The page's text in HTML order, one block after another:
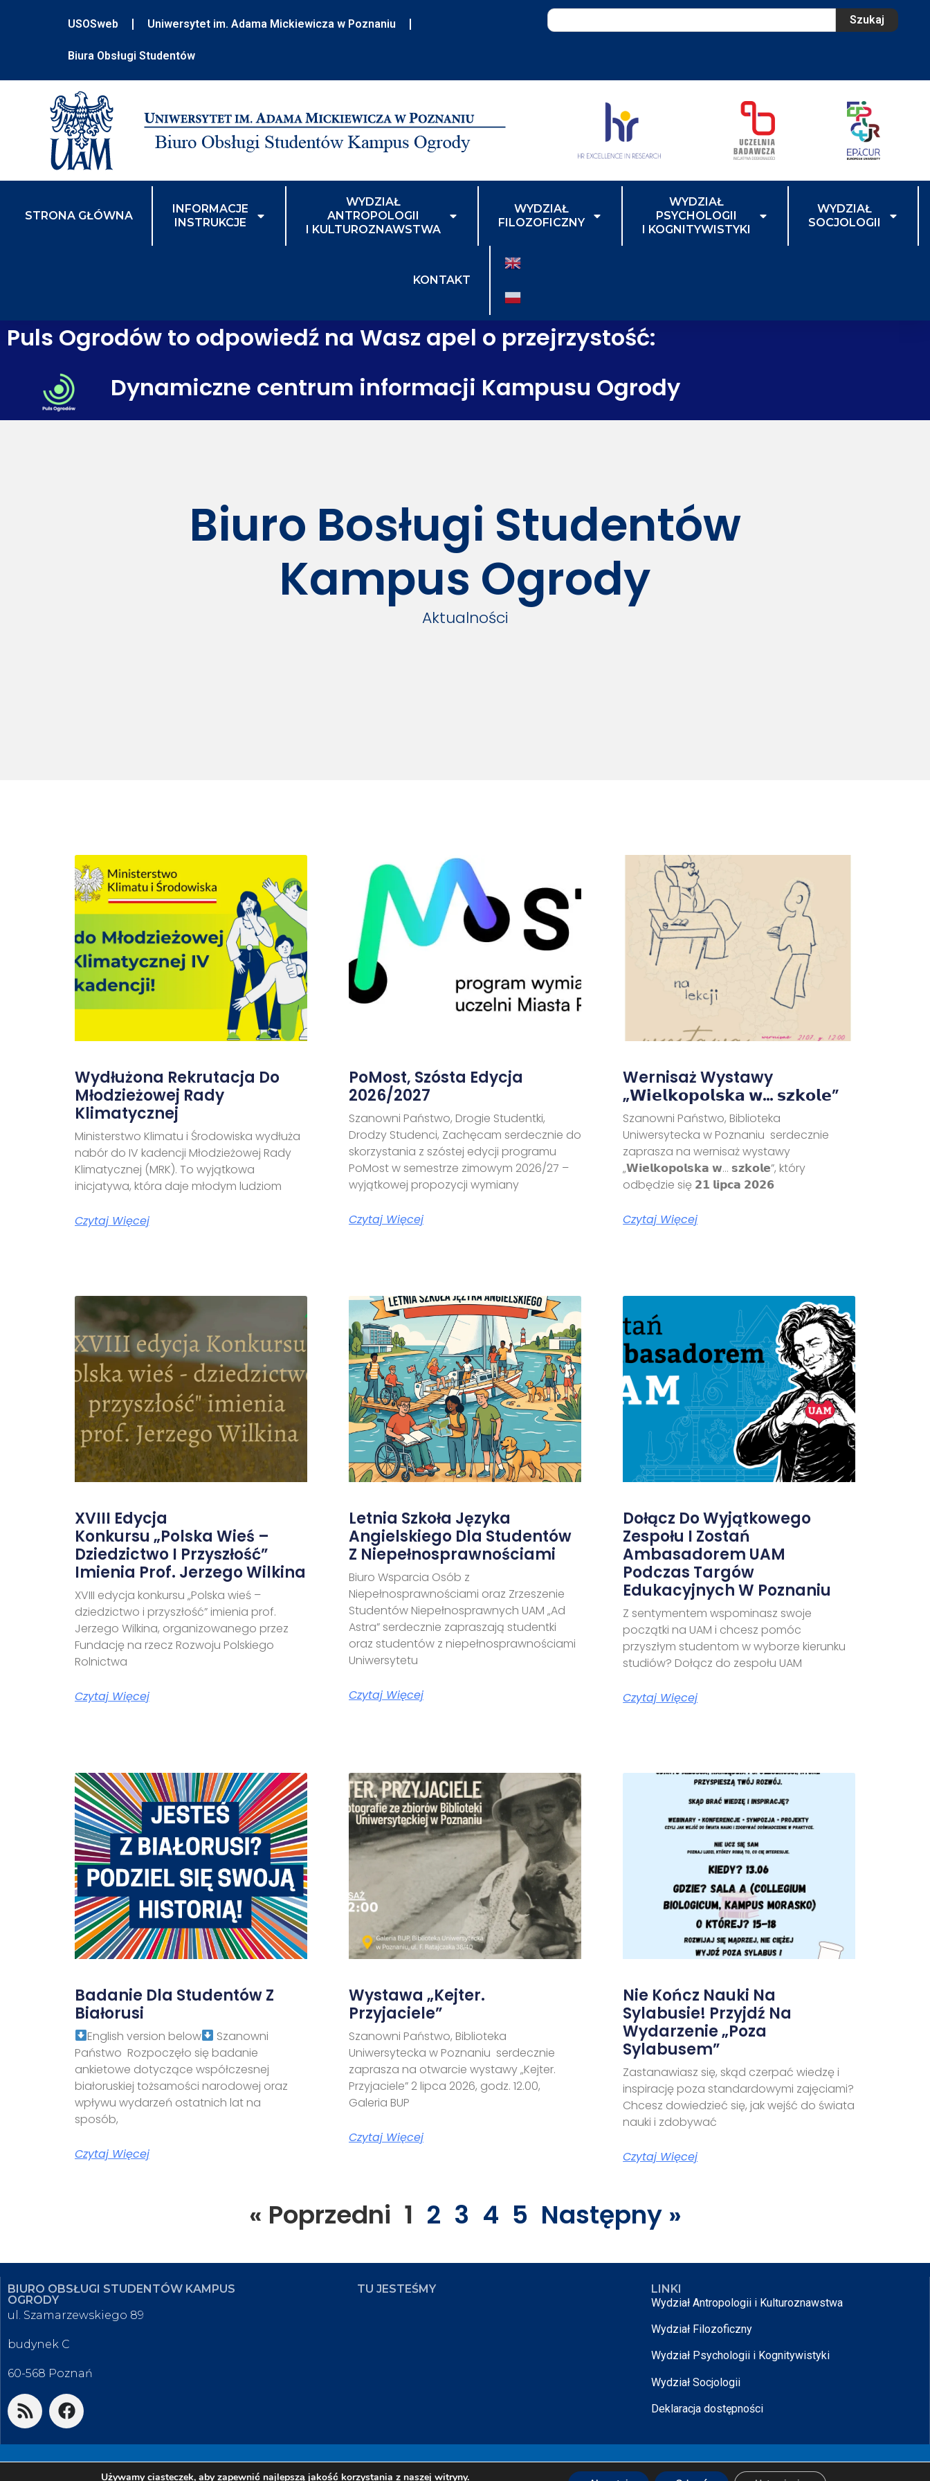
USOSweb Uniwersytet im. Adama Mickiewicza w Poznaniu
Biura Obsługi Studentów
Szukaj
STRONA GŁÓWNA
INFORMACJE
INSTRUKCJE
WYDZIAŁ
ANTROPOLOGII
I KULTUROZNAWSTWA
WYDZIAŁ
FILOZOFICZNY
WYDZIAŁ
PSYCHOLOGII
I KOGNITYWISTYKI
WYDZIAŁ
SOCJOLOGII
KONTAKT
Puls Ogrodów to odpowiedź na Wasz apel o przejrzystość:
Dynamiczne centrum informacji Kampusu Ogrody
Biuro Bosługi Studentów
Kampus Ogrody
Aktualności
Wydłużona Rekrutacja Do
Młodzieżowej Rady
Klimatycznej
Ministerstwo Klimatu i Środowiska wydłuża
nabór do IV kadencji Młodzieżowej Rady
Klimatycznej (MRK). To wyjątkowa
inicjatywa, która daje młodym ludziom
Czytaj Więcej
PoMost, Szósta Edycja
2026/2027
Szanowni Państwo, Drogie Studentki,
Drodzy Studenci, Zachęcam serdecznie do
skorzystania z szóstej edycji programu
PoMost w semestrze zimowym 2026/27 –
wyjątkowej propozycji wymiany
Czytaj Więcej
Wernisaż Wystawy
„𝗪𝗶𝗲𝗹𝗸𝗼𝗽𝗼𝗹𝘀𝗸𝗮 𝘄… 𝘀𝘇𝗸𝗼𝗹𝗲”
Szanowni Państwo, Biblioteka
Uniwersytecka w Poznaniu serdecznie
zaprasza na wernisaż wystawy
„𝗪𝗶𝗲𝗹𝗸𝗼𝗽𝗼𝗹𝘀𝗸𝗮 𝘄… 𝘀𝘇𝗸𝗼𝗹𝗲”, który
odbędzie się 𝟮𝟭 𝗹𝗶𝗽𝗰𝗮 𝟮𝟬𝟮𝟲
Czytaj Więcej
XVIII Edycja
Konkursu „Polska Wieś –
Dziedzictwo I Przyszłość”
Imienia Prof. Jerzego Wilkina
XVIII edycja konkursu „Polska wieś –
dziedzictwo i przyszłość” imienia prof.
Jerzego Wilkina, organizowanego przez
Fundację na rzecz Rozwoju Polskiego
Rolnictwa
Czytaj Więcej
Letnia Szkoła Języka
Angielskiego Dla Studentów
Z Niepełnosprawnościami
Biuro Wsparcia Osób z
Niepełnosprawnościami oraz Zrzeszenie
Studentów Niepełnosprawnych UAM „Ad
Astra” serdecznie zapraszają studentki
oraz studentów z niepełnosprawnościami
Uniwersytetu
Czytaj Więcej
Dołącz Do Wyjątkowego
Zespołu I Zostań
Ambasadorem UAM
Podczas Targów
Edukacyjnych W Poznaniu
Z sentymentem wspominasz swoje
początki na UAM i chcesz pomóc
przyszłym studentom w wyborze kierunku
studiów? Dołącz do zespołu UAM
Czytaj Więcej
Badanie Dla Studentów Z
Białorusi
English version below
Szanowni
Państwo Rozpoczęło się badanie
ankietowe dotyczące współczesnej
białoruskiej tożsamości narodowej oraz
wpływu wydarzeń ostatnich lat na
sposób,
Czytaj Więcej
Wystawa „Kejter.
Przyjaciele”
Szanowni Państwo, Biblioteka
Uniwersytecka w Poznaniu serdecznie
zaprasza na otwarcie wystawy „Kejter.
Przyjaciele” 2 lipca 2026, godz. 12.00,
Galeria BUP
Czytaj Więcej
Nie Kończ Nauki Na
Sylabusie! Przyjdź Na
Wydarzenie „Poza
Sylabusem”
Zastanawiasz się, skąd czerpać wiedzę i
inspirację poza standardowymi zajęciami?
Chcesz dowiedzieć się, jak wejść do świata
nauki i zdobywać
Czytaj Więcej
« Poprzedni 1 2 3 4 5 Następny »
BIURO OBSŁUGI STUDENTÓW KAMPUS
OGRODY
ul. Szamarzewskiego 89
budynek C
60-568 Poznań
TU JESTEŚMY
LINKI
Wydział Antropologii i Kulturoznawstwa
Wydział Filozoficzny
Wydział Psychologii i Kognitywistyki
Wydział Socjologii
Deklaracja dostępności
© 2026 Biuro Obsługi Studentów Kampus
Zaprojektowane przezNikodem Kałek
Używamy ciasteczek, aby zapewnić najlepszą jakość korzystania z naszej witryny.